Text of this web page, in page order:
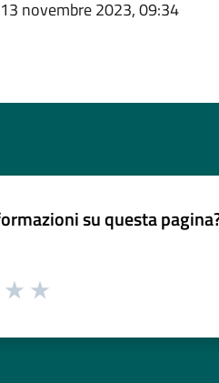
novembre 2023, 09:34
su questa